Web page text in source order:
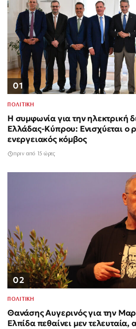
01
ΠΟΛΙΤΙΚΗ
Η συμφωνία για την ηλεκτρική
Ελλάδας-Κύπρου: Ενισχύεται ο
ενεργειακός κόμβος
πριν από 15 ώρες
02
ΠΟΛΙΤΙΚΗ
Θανάσης Αυγερινός για την
Ελπίδα πεθαίνει μεν τελευταία,